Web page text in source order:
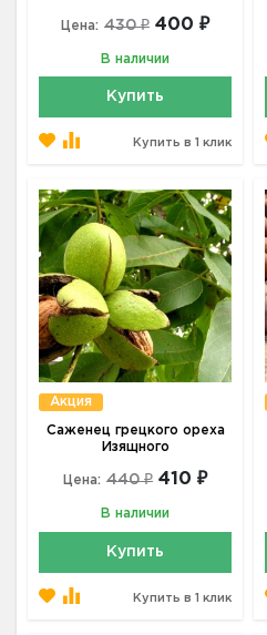
Цена: 430 ₽ 400 ₽
В наличии
Купить
Купить в 1 клик
Акция
Саженец грецкого ореха
Изящного
Цена: 440 ₽ 410 ₽
В наличии
Купить
Купить в 1 клик